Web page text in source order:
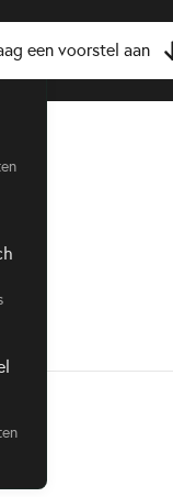
een voorstel aan